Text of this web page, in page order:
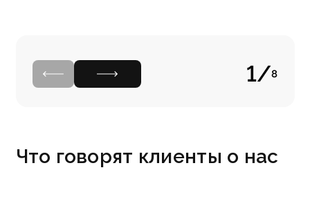
1/8
Что говорят клиенты о нас